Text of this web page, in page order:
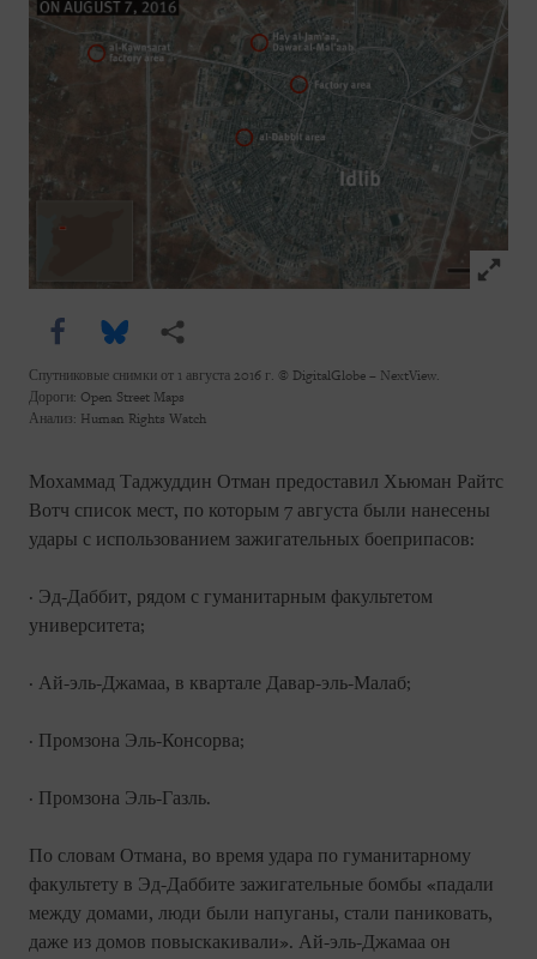
Click
Share this via Facebook
Share this via Bluesky
Share this via Поделиться
Спутниковые снимки от 1 августа 2016 г. © DigitalGlobe – NextView.
Дороги: Open Street Maps
Анализ: Human Rights Watch
Мохаммад Таджуддин Отман предоставил Хьюман Райтс
Вотч список мест, по которым 7 августа были нанесены
удары с использованием зажигательных боеприпасов:
· Эд-Даббит, рядом с гуманитарным факультетом
университета;
· Ай-эль-Джамаа, в квартале Давар-эль-Малаб;
· Промзона Эль-Консорва;
· Промзона Эль-Газль.
По словам Отмана, во время удара по гуманитарному
факультету в Эд-Даббите зажигательные бомбы «падали
между домами, люди были напуганы, стали паниковать,
даже из домов повыскакивали». Ай-эль-Джамаа он